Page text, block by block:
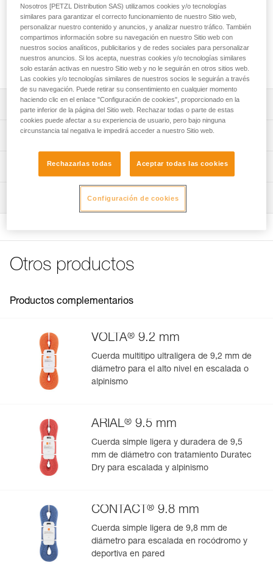
disponer de un espacio limpio de 140 x 140 cm y proteger la
cuerda del polvo y la suciedad. Está equipada con cuatro
asas que facilitan el transporte y un código de color que
permite identificar rápidamente las puntas de la cuerda. Su
construcción de lona inducida le asegura una gran
durabilidad.
Descripción
Lona para cuerda muy grande:
140 x 140 cm.
- Protege la cuerda del polvo y de la suciedad.
- Adecuada también para cuerdas largas.
Facilidad de utilización:
Duradera y polivalente:
- Lona inducida resistente a la abrasión.
la lluvia.
Características técnicas
Medidas: 140 x 140 cm
Peso: 280 g
Materiales: poliéster
Garantía : 3 Años
Pack : 1
Información técnica
Otros productos
Productos complementarios
VOLTA® 9.2 mm
Cuerda multitipo ultraligera de 9,2 mm de
diámetro para el alto nivel en escalada o
alpinismo
ARIAL® 9.5 mm
Cuerda simple ligera y duradera de 9,5
mm de diámetro con tratamiento Duratec
Dry para escalada y alpinismo
CONTACT ® 9.8 mm
Cuerda simple ligera de 9,8 mm de
diámetro para escalada en rocódromo y
deportiva en pared
Nosotros [PETZL Distribution SAS) utilizamos cookies y/o tecnologías
similares para garantizar el correcto funcionamiento de nuestro Sitio web,
personalizar nuestro contenido y anuncios, y analizar nuestro tráfico. También
compartimos información sobre su navegación en nuestro Sitio web con
nuestros socios analíticos, publicitarios y de redes sociales para personalizar
nuestros anuncios. Si los acepta, nuestras cookies y/o tecnologías similares
solo estarán activas en nuestro Sitio web y no le seguirán en otros sitios web.
Las cookies y/o tecnologías similares de nuestros socios le seguirán a través
de su navegación. Puede retirar su consentimiento en cualquier momento
haciendo clic en el enlace "Configuración de cookies", proporcionado en la
parte inferior de la página del Sitio web. Rechazar todas o parte de estas
cookies puede afectar a su experiencia de usuario, pero bajo ninguna
circunstancia tal negativa le impedirá acceder a nuestro Sitio web.
Rechazarlas todas Aceptar todas las cookies
Configuración de cookies